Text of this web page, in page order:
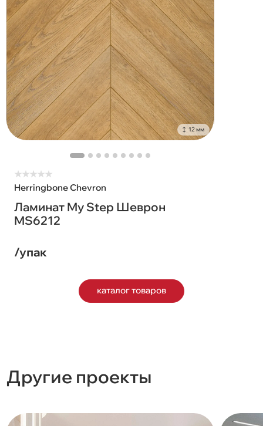
12 мм
★★★★★
Herringbone Chevron
Ламинат My Step Шеврон
MS6212
/упак
каталог товаров
Другие проекты